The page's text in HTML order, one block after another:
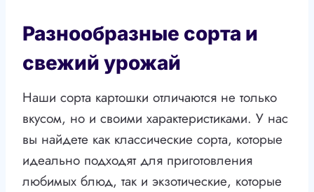
Разнообразные сорта и
свежий урожай
Наши сорта картошки отличаются не только
вкусом, но и своими характеристиками. У нас
вы найдете как классические сорта, которые
идеально подходят для приготовления
любимых блюд, так и экзотические, которые